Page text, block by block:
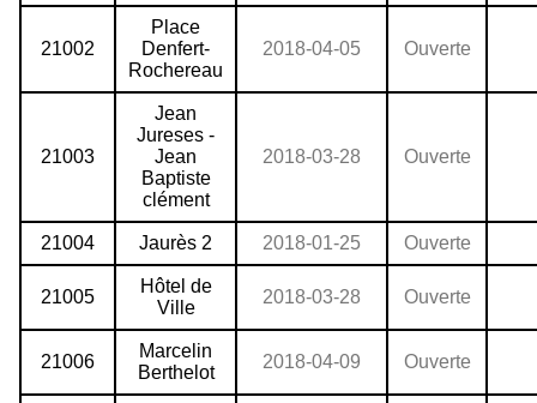
21002
Place
Denfert-
Rochereau
2018-04-05 Ouverte
21003
Jean
Jureses -
Jean
Baptiste
clément
2018-03-28 Ouverte
21004 Jaurès 2 2018-01-25 Ouverte
21005
Hôtel de
Ville
2018-03-28 Ouverte
21006
Marcelin
Berthelot
2018-04-09 Ouverte